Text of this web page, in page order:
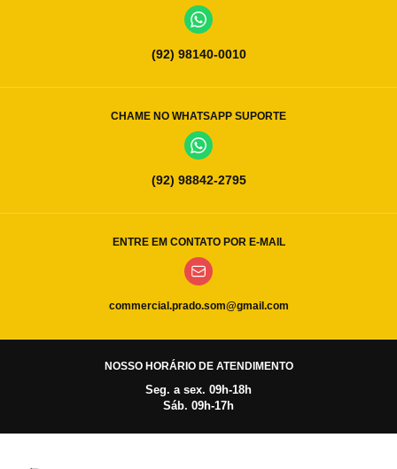
(92) 98140-0010
CHAME NO WHATSAPP SUPORTE
(92) 98842-2795
ENTRE EM CONTATO POR E-MAIL
commercial.prado.som@gmail.com
NOSSO HORÁRIO DE ATENDIMENTO
Seg. a sex. 09h-18h
Sáb. 09h-17h